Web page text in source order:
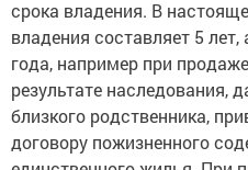
срока владения. В
владения составляет 5
года, например при
результате наследования,
близкого родственника,
договору пожизненного